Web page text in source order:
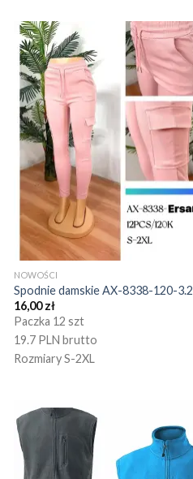
NOWOŚCI
Spodnie damskie AX-8338-120-3.2
16,00zł
Paczka 12 szt
19.7 PLN brutto
Rozmiary S-2XL